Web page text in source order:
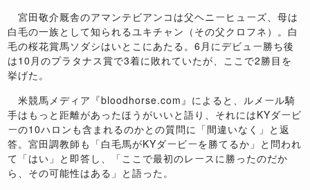
宮田敬介厩舎のアマンテビアンコは父ヘニーヒューズ、母は
白毛の一族として知られるユキチャン（その父クロフネ）。白
毛の桜花賞馬ソダシはいとこにあたる。6月にデビュー勝ち後
は10月のプラタナス賞で3着に敗れていたが、ここで2勝目を
挙げた。
米競馬メディア『bloodhorse.com』によると、ルメール騎
手はもっと距離があったほうがいいと語り、それにはKYダービ
ーの10ハロンも含まれるのかとの質問に「間違いなく」と返
答。宮田調教師も「白毛馬がKYダービーを勝てるか」と問われ
て「はい」と即答し、「ここで最初のレースに勝ったのだか
ら、その可能性はある」と語った。